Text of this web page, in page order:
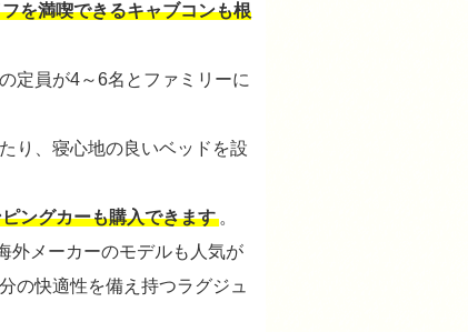
を満喫できるキャブコンも根
定員が4～6名とファミリーに
り、寝心地の良いベッドを設
ングカーも購入できます 。
外メーカーのモデルも人気が
の快適性を備え持つラグジュ